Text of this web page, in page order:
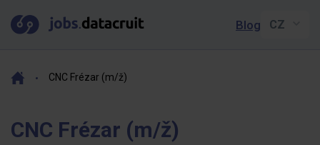
Blog
CNC Frézar (m/ž)
CNC Frézar (m/ž)